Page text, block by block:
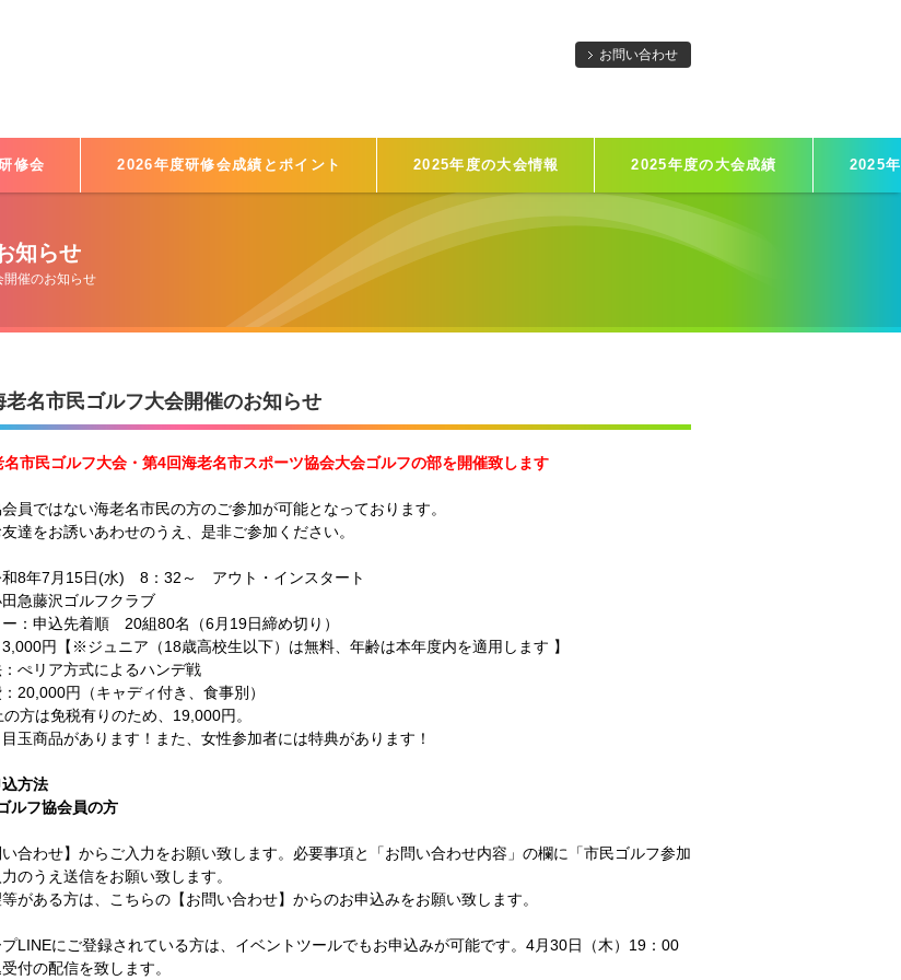
お問い合わせ
修会 2026年度研修会成績とポイント 2025年度の大会情報 2025年度の大会成績 2025
知らせ
催のお知らせ
老名市民ゴルフ大会開催のお知らせ
市民ゴルフ大会・第4回海老名市スポーツ協会大会ゴルフの部を開催致します
員ではない海老名市民の方のご参加が可能となっております。
達をお誘いあわせのうえ、是非ご参加ください。
和8年7月15日(水) 8：32～ アウト・インスタート
田急藤沢ゴルフクラブ
ー：申込先着順 20組80名（6月19日締め切り）
3,000円【※ジュニア（18歳高校生以下）は無料、年齢は本年度内を適用します 】
：ぺリア方式によるハンデ戦
：20,000円（キャディ付き、食事別）
方は免税有りのため、19,000円。
玉商品があります！また、女性参加者には特典があります！
込方法
ルフ協会員の方
合わせ】からご入力をお願い致します。必要事項と「お問い合わせ内容」の欄に「市民ゴルフ参加
のうえ送信をお願い致します。
がある方は、こちらの【お問い合わせ】からのお申込みをお願い致します。
LINEにご登録されている方は、イベントツールでもお申込みが可能です。4月30日（木）19：00
付の配信を致します。